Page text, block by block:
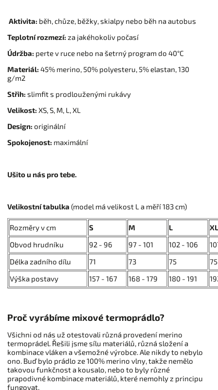
Aktivita: běh, chůze, běžky, skialpy nebo běh na autobus
Teplotní rozmezí: za jakéhokoliv počasí
Údržba: perte v ruce nebo na šetrný program do 40°C
Materiál: 45% merino, 50% polyesteru, 5% elastan, 130
g/m2
Střih: slimfit s prodlouženými rukávy
Velikost: XS, S, M, L, XL
Design: originální
Spokojenost: maximální
Ušito u nás pro tebe.
Velikostní tabulka (model má velikost L a měří 183 cm)
Rozměry v cm S M L
XL
Obvod hrudníku
92 - 96 97 - 101 102 - 106
Délka zadního dílu
71 73 75
75
Výška postavy
157 - 167 168 - 179 180 - 191
Proč vyrábíme mixové termoprádlo?
Všichni od nás už otestovali různá provedení merino
termoprádel. Řešili jsme sílu materiálů, různá složení a
kombinace vláken a všemožné výrobce. Ale nikdy to nebylo
ono. Buď bylo prádlo ze 100% merino vlny, takže nemělo
takovou funkčnost a kousalo, nebo to byly různé
prapodivné kombinace materiálů, které nemohly z principu
fungovat.